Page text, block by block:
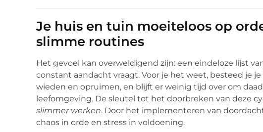
Je huis en tuin moeiteloos op
slimme routines
Het gevoel kan overweldigend zijn: een eindeloze lijst
constant aandacht vraagt. Voor je het weet, besteed je
wieden en opruimen, en blijft er weinig tijd over om
leefomgeving. De sleutel tot het doorbreken van deze
slimmer werken. Door het implementeren van
chaos in orde en stress in voldoening.